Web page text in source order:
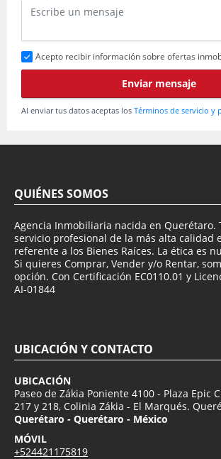
Acepto recibir información sobre ofertas
Enviar mensaje
Al enviar tus datos aceptas los Términos de servicio y
QUIÉNES SOMOS
Agencia Inmobiliaria nacida en Querétaro.
servicio profesional de la más alta calidad
referente a los Bienes Raíces. La ética es
Si quieres Comprar, Vender y/o Rentar,
opción. Con Certificación EC0110.01 y
AI-01844
UBICACIÓN Y CONTACTO
UBICACIÓN
Paseo de Zákia Poniente 4100 - Plaza Epic
217 y 218, Colinia Zákia - El Marqués.
Querétaro - Querétaro - México
MÓVIL
+524421175819